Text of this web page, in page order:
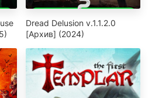
Dread Delusion v.1.1.2.0
[Архив] (2024)